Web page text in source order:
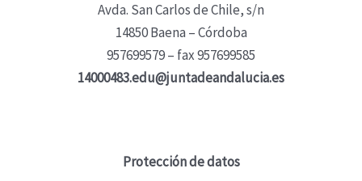
Avda. San Carlos de Chile, s/n
14850 Baena – Córdoba
957699579 – fax 957699585
14000483.edu@juntadeandalucia.es
Protección de datos